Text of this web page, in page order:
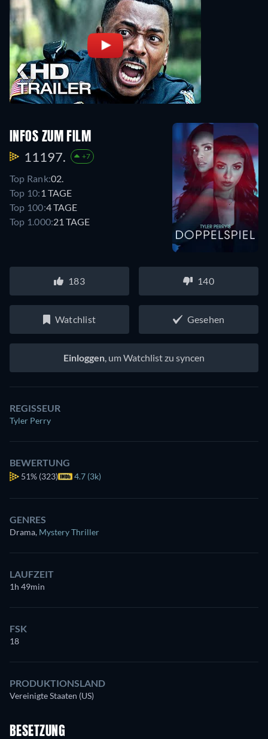
INFOS ZUM FILM
11197. +7
Top Rank:02.
Top 10: 1 TAGE
Top 100:4 TAGE
Top 1.000:21 TAGE
183 140
Watchlist Gesehen
Einloggen, um Watchlist zu syncen
REGISSEUR
Tyler Perry
BEWERTUNG
51% (323) 4.7 (3k)
GENRES
Drama, Mystery Thriller
LAUFZEIT
1h 49min
FSK
18
PRODUKTIONSLAND
Vereinigte Staaten (US)
BESETZUNG